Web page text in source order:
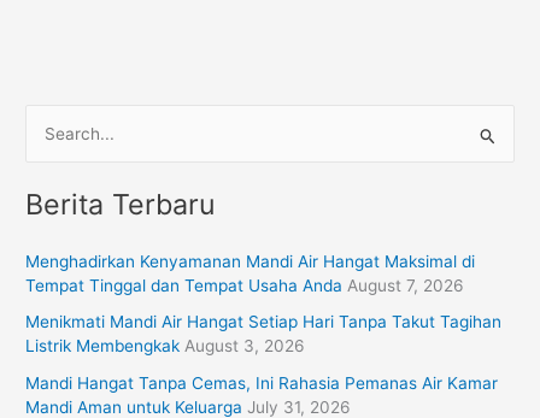
a
c
f
r
Berita Terbaru
Menghadirkan Kenyamanan Mandi Air Hangat Maksimal di
Tempat Tinggal dan Tempat Usaha Anda August 7, 2026
Menikmati Mandi Air Hangat Setiap Hari Tanpa Takut Tagihan
Listrik Membengkak August 3, 2026
Mandi Hangat Tanpa Cemas, Ini Rahasia Pemanas Air Kamar
Mandi Aman untuk Keluarga July 31, 2026